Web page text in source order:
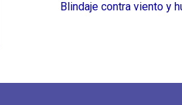
Blindaje contra viento y